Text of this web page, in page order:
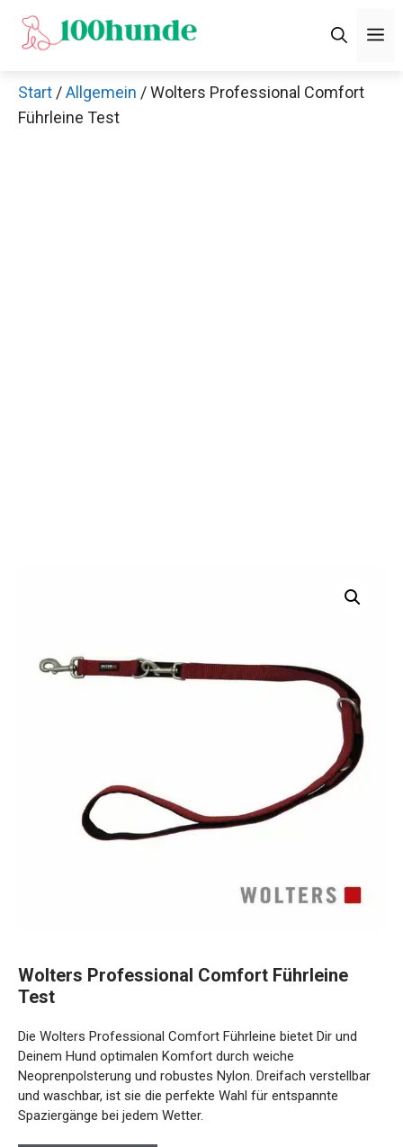
Zum
Inhalt
Start /Allgemein / Wolters Professional Comfort
Führleine Test
Wolters Professional Comfort Führleine
Test
Die Wolters Professional Comfort Führleine bietet Dir und
Deinem Hund optimalen Komfort durch weiche
Neoprenpolsterung und robustes Nylon. Dreifach verstellbar
und waschbar, ist sie die perfekte Wahl für entspannte
Spaziergänge bei jedem Wetter.